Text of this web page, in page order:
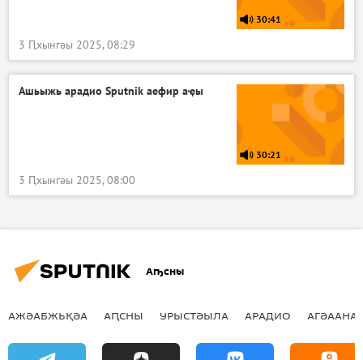
30:41
3 Ԥхынгәы 2025, 08:29
Ашьыжь арадио Sputnik аефир аҿы
30:21
3 Ԥхынгәы 2025, 08:00
Аҧсны
АЖӘАБЖЬҚӘА АԤСНЫ УРЫСТӘЫЛА АРАДИО